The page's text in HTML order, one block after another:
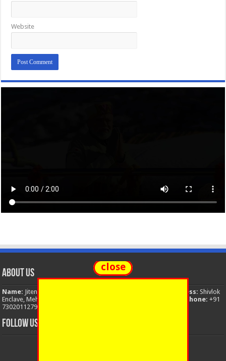
Website
About Us
Name: Jitendra Singh Address: Shivlok
Enclave, Mehuwala Mafi, Dehradun, Uttarakhand, 248001, India
Phone: +91
7302011279
FOLLOW US
close